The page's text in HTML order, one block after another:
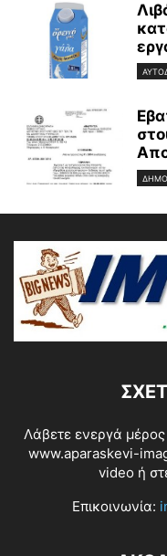
Λάβετε ενεργά
www.aparaskevi-
video ή
Επικοινωνία: